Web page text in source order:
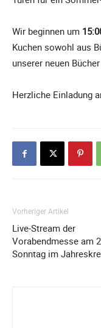
Wir beginnen um
Kuchen sowohl aus
unserer neuen
Herzliche Einladung
Vorheriger Artikel
Live-Stream der
Vorabendmesse am
Sonntag im